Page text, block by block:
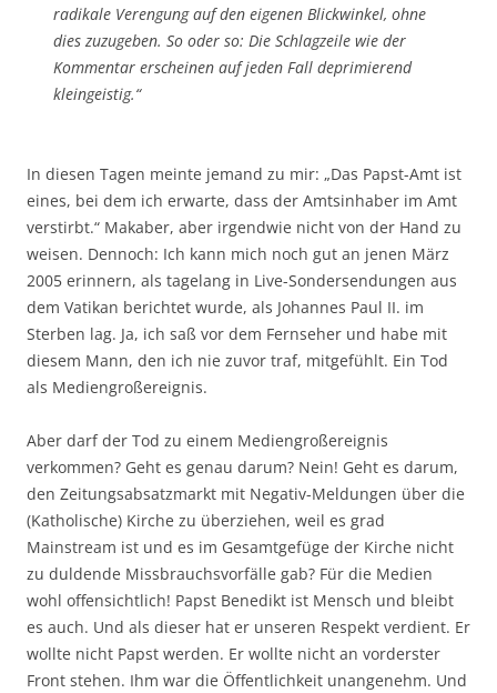
radikale Verengung auf den eigenen Blickwinkel, ohne
dies zuzugeben. So oder so: Die Schlagzeile wie der
Kommentar erscheinen auf jeden Fall deprimierend
kleingeistig.“
In diesen Tagen meinte jemand zu mir: „Das Papst-Amt ist
eines, bei dem ich erwarte, dass der Amtsinhaber im Amt
verstirbt.“ Makaber, aber irgendwie nicht von der Hand zu
weisen. Dennoch: Ich kann mich noch gut an jenen März
2005 erinnern, als tagelang in Live-Sondersendungen aus
dem Vatikan berichtet wurde, als Johannes Paul II. im
Sterben lag. Ja, ich saß vor dem Fernseher und habe mit
diesem Mann, den ich nie zuvor traf, mitgefühlt. Ein Tod
als Mediengroßereignis.
Aber darf der Tod zu einem Mediengroßereignis
verkommen? Geht es genau darum? Nein! Geht es darum,
den Zeitungsabsatzmarkt mit Negativ-Meldungen über die
(Katholische) Kirche zu überziehen, weil es grad
Mainstream ist und es im Gesamtgefüge der Kirche nicht
zu duldende Missbrauchsvorfälle gab? Für die Medien
wohl offensichtlich! Papst Benedikt ist Mensch und bleibt
es auch. Und als dieser hat er unseren Respekt verdient. Er
wollte nicht Papst werden. Er wollte nicht an vorderster
Front stehen. Ihm war die Öffentlichkeit unangenehm. Und